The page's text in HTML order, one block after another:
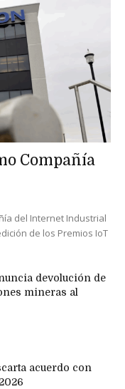
Compañía
del Internet Industrial
de los Premios IoT
devolución de
mineras al
acuerdo con